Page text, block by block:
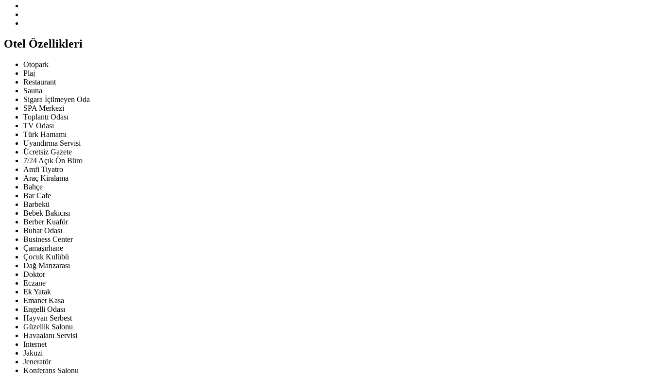
Otel Özellikleri
Otopark
Plaj
Restaurant
Sauna
Sigara İçilmeyen Oda
SPA Merkezi
Toplantı Odası
TV Odası
Türk Hamamı
Uyandırma Servisi
Ücretsiz Gazete
7/24 Açık Ön Büro
Amfi Tiyatro
Araç Kiralama
Bahçe
Bar Cafe
Barbekü
Bebek Bakıcısı
Berber Kuaför
Buhar Odası
Business Center
Çamaşırhane
Çocuk Kulübü
Dağ Manzarası
Doktor
Eczane
Ek Yatak
Emanet Kasa
Engelli Odası
Hayvan Serbest
Güzellik Salonu
Havaalanı Servisi
Internet
Jakuzi
Jeneratör
Konferans Salonu